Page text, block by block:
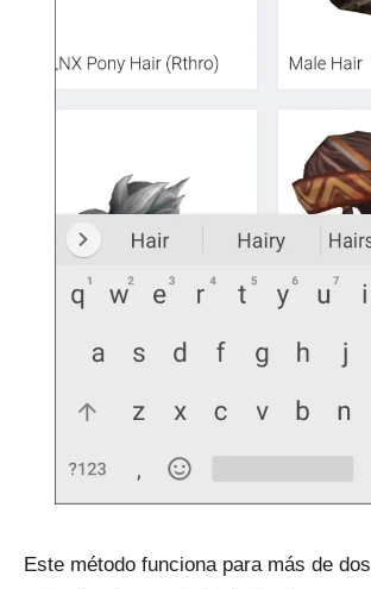
Este método funciona para más de dos